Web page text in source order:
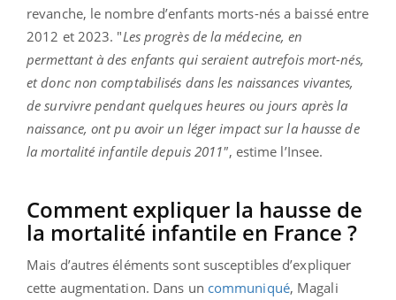
revanche, le nombre d’enfants morts-nés a baissé entre
2012 et 2023. "Les progrès de la médecine, en
permettant à des enfants qui seraient autrefois mort-nés,
et donc non comptabilisés dans les naissances vivantes,
de survivre pendant quelques heures ou jours après la
naissance, ont pu avoir un léger impact sur la hausse de
la mortalité infantile depuis 2011", estime l’Insee.
Comment expliquer la hausse de
la mortalité infantile en France ?
Mais d’autres éléments sont susceptibles d’expliquer
cette augmentation. Dans un communiqué, Magali